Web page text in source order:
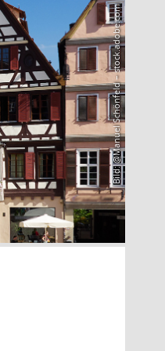
Bild: @Manuel Schönfeld – stock.adobe.com